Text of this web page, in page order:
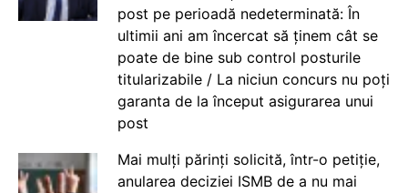
post pe perioadă nedeterminată: În
ultimii ani am încercat să ținem cât se
poate de bine sub control posturile
titularizabile / La niciun concurs nu poți
garanta de la început asigurarea unui
post
Mai mulți părinți solicită, într-o petiție,
anularea deciziei ISMB de a nu mai